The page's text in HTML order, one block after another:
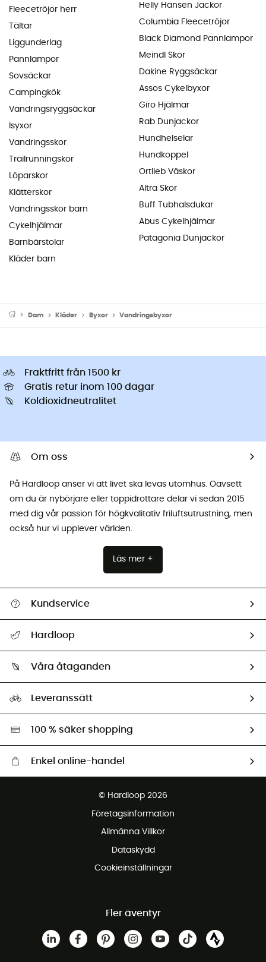
Fleecetröjor herr
Tältar
Liggunderlag
Pannlampor
Sovsäckar
Campingkök
Vandringsryggsäckar
Isyxor
Vandringsskor
Trailrunningskor
Löparskor
Klätterskor
Vandringsskor barn
Cykelhjälmar
Barnbärstolar
Kläder barn
Helly Hansen Jackor
Columbia Fleecetröjor
Black Diamond Pannlampor
Meindl Skor
Dakine Ryggsäckar
Assos Cykelbyxor
Giro Hjälmar
Rab Dunjackor
Hundhelselar
Hundkoppel
Ortlieb Väskor
Altra Skor
Buff Tubhalsdukar
Abus Cykelhjälmar
Patagonia Dunjackor
Dam Kläder Byxor Vandringsbyxor
Fraktfritt från 1500 kr
Gratis retur inom 100 dagar
Koldioxidneutralitet
Om oss
På Hardloop anser vi att livet ska levas utomhus. Oavsett
om du är nybörjare eller toppidrottare delar vi sedan 2015
med dig vår passion för högkvalitativ friluftsutrustning, men
också hur vi upplever världen.
Läs mer +
Kundservice
Retur & återbetalning
Hardloop
Ambassadörer
Våra åtaganden
Miljöanpassat urval
Leveranssätt
100 % säker shopping
Enkel online-handel
Gratis retur inom 100 dagar
© Hardloop 2026
Företagsinformation
Allmänna Villkor
Dataskydd
Cookieinställningar
Fler äventyr